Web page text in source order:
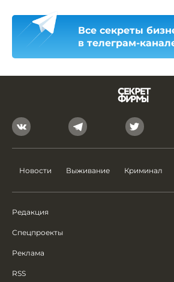
Все секреты
в телеграм-
Новости Выживание Криминал
Редакция
Спецпроекты
Реклама
RSS